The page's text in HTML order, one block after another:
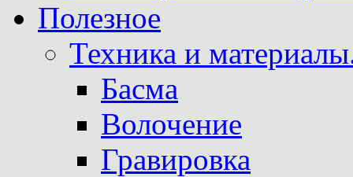
Полезное
Техника и
Басма
Волочение
Гравировка